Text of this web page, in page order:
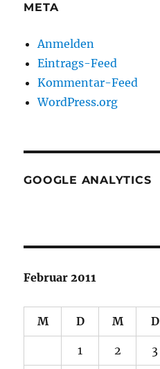
META
Anmelden
Eintrags-Feed
Kommentar-Feed
WordPress.org
GOOGLE ANALYTICS
Februar 2011
M D M D
1 2 3